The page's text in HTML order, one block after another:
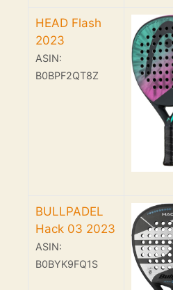
HEAD Flash
2023
ASIN:
B0BPF2QT8Z
BULLPADEL
Hack 03 2023
ASIN:
B0BYK9FQ1S